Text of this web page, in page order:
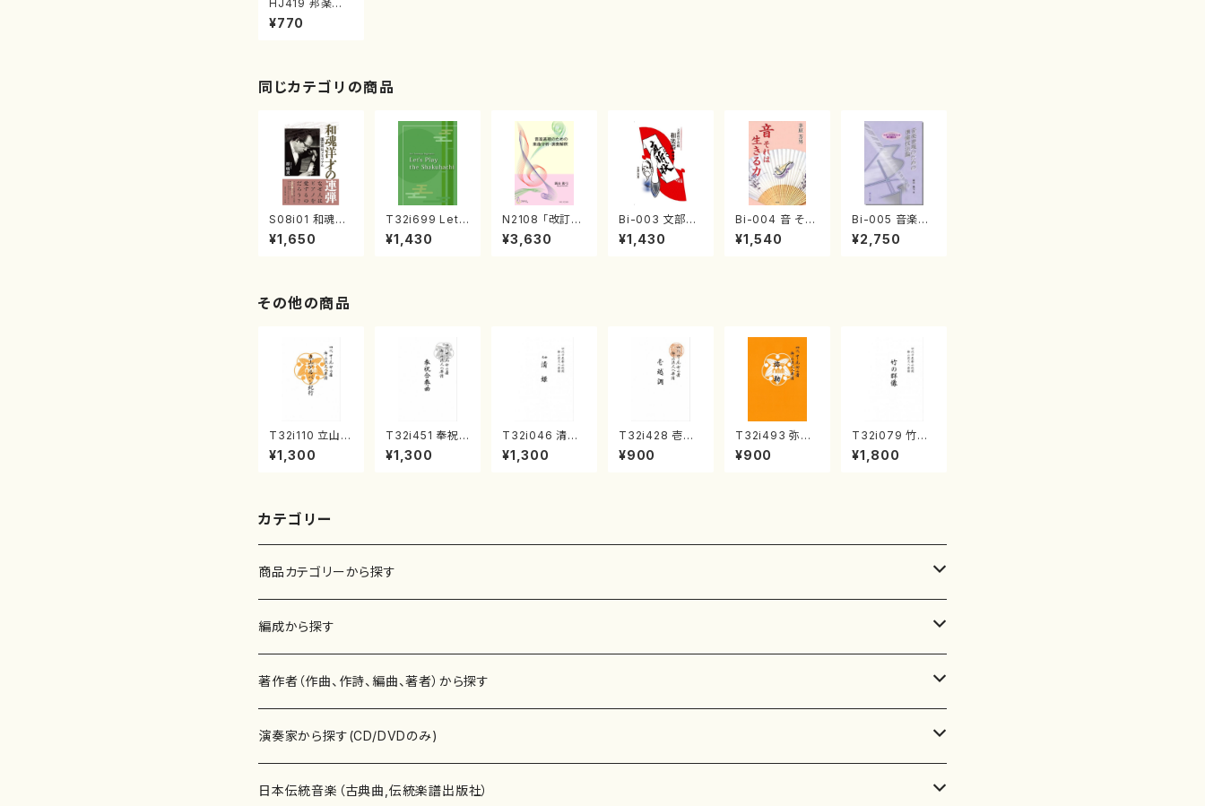
HJ419 邦楽ジャ
ーナル Vol.419
（雑誌/書籍）
¥770
同じカテゴリの商品
S08i01 和魂洋
才の連弾 園田
高弘メモリアル
¥1,650
T32i699 Let's
Play the Shak
uhachi（教則
¥1,430
N2108 「改訂
版」音楽表現の
ための楽曲分
¥3,630
Bi-003 文部科
学省殿 和楽器か
らの直訴状（茅
¥1,430
Bi-004 音 それ
は 生きる力（茅
原 芳男/書籍）
¥1,540
Bi-005 音楽表
現のための準備
技法論（新山 眞
¥2,750
その他の商品
T32i110 立山ア
ルペン紀行（尺
八/初代 石垣征
¥1,300
T32i451 奉祝
合奏曲（尺八/久
本玄智/楽譜）都
¥1,300
T32i046 清姫
（尺八/金森高山/
楽譜）都山流公
¥1,300
T32i428 壱越
調（尺八/初代 中
村双葉/楽譜）都
¥900
T32i493 弥勒
（尺八/野村正峰/
楽譜）都山流公
¥900
T32i079 竹の
群像（尺八/初代
山本邦山/尺八/
¥1,800
カテゴリー
商品カテゴリーから探す
楽譜
書籍
書籍
テキストブック
CD・DVD
チケット
編成から探す
邦楽器
箏・琴（ソロ）
箏・琴（合奏）
合唱
混声合唱
歌・声
著作者（作曲、作詩、編曲、著者）から探す
あ行
青木省三(アオキ ショウゾウ)
か行
演奏家から探す(CD/DVDのみ)
邦楽（箏、三味線、尺八等）演奏家
日本伝統音楽（古典曲,伝統楽譜出版社）